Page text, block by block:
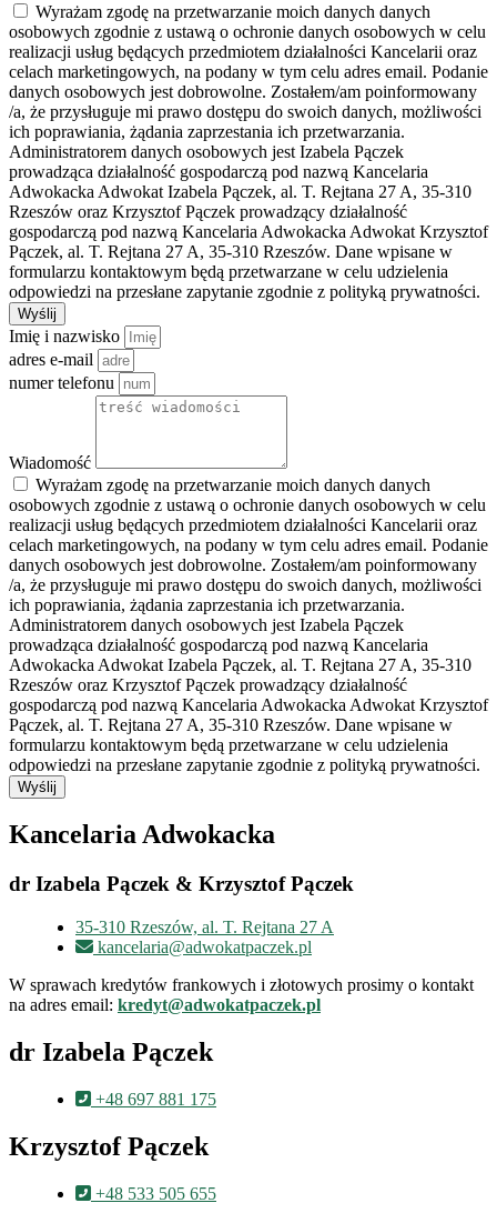
Wyrażam zgodę na przetwarzanie moich danych danych
osobowych zgodnie z ustawą o ochronie danych osobowych w celu
realizacji usług będących przedmiotem działalności Kancelarii oraz
celach marketingowych, na podany w tym celu adres email. Podanie
danych osobowych jest dobrowolne. Zostałem/am poinformowany
/a, że przysługuje mi prawo dostępu do swoich danych, możliwości
ich poprawiania, żądania zaprzestania ich przetwarzania.
Administratorem danych osobowych jest Izabela Pączek
prowadząca działalność gospodarczą pod nazwą Kancelaria
Adwokacka Adwokat Izabela Pączek, al. T. Rejtana 27 A, 35-310
Rzeszów oraz Krzysztof Pączek prowadzący działalność
gospodarczą pod nazwą Kancelaria Adwokacka Adwokat Krzysztof
Pączek, al. T. Rejtana 27 A, 35-310 Rzeszów. Dane wpisane w
formularzu kontaktowym będą przetwarzane w celu udzielenia
odpowiedzi na przesłane zapytanie zgodnie z polityką prywatności.
Wyślij
Imię i nazwisko
adres e-mail
numer telefonu
Wiadomość
Wyrażam zgodę na przetwarzanie moich danych danych
osobowych zgodnie z ustawą o ochronie danych osobowych w celu
realizacji usług będących przedmiotem działalności Kancelarii oraz
celach marketingowych, na podany w tym celu adres email. Podanie
danych osobowych jest dobrowolne. Zostałem/am poinformowany
/a, że przysługuje mi prawo dostępu do swoich danych, możliwości
ich poprawiania, żądania zaprzestania ich przetwarzania.
Administratorem danych osobowych jest Izabela Pączek
prowadząca działalność gospodarczą pod nazwą Kancelaria
Adwokacka Adwokat Izabela Pączek, al. T. Rejtana 27 A, 35-310
Rzeszów oraz Krzysztof Pączek prowadzący działalność
gospodarczą pod nazwą Kancelaria Adwokacka Adwokat Krzysztof
Pączek, al. T. Rejtana 27 A, 35-310 Rzeszów. Dane wpisane w
formularzu kontaktowym będą przetwarzane w celu udzielenia
odpowiedzi na przesłane zapytanie zgodnie z polityką prywatności.
Wyślij
Kancelaria Adwokacka
dr Izabela Pączek & Krzysztof Pączek
35-310 Rzeszów, al. T. Rejtana 27 A
kancelaria@adwokatpaczek.pl
W sprawach kredytów frankowych i złotowych prosimy o kontakt
na adres email: kredyt@adwokatpaczek.pl
dr Izabela Pączek
+48 697 881 175
Krzysztof Pączek
+48 533 505 655